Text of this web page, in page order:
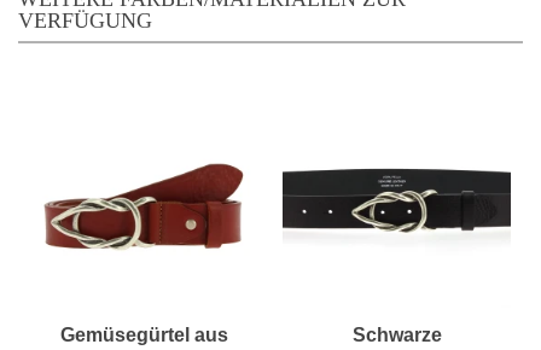
VERFÜGUNG
Gemüsegürtel aus
Schwarze